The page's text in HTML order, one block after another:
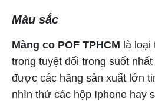
Màu sắc
Màng co POF TPHCM là loại
trong tuyệt đối trong suốt
được các hãng sản xuất lớn
nhìn thử các hộp Iphone hay